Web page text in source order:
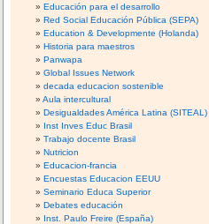
Educación para el desarrollo
Red Social Educación Pública (SEPA)
Education & Developmente (Holanda)
Historia para maestros
Panwapa
Global Issues Network
decada educacion sostenible
Aula intercultural
Desigualdades América Latina (SITEAL)
Inst Inves Educ Brasil
Trabajo docente Brasil
Nutricion
Educacion-francia
Encuestas Educacion EEUU
Seminario Educa Superior
Debates educación
Inst. Paulo Freire (España)